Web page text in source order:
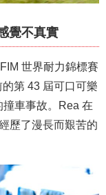
覺不真實
世界耐力錦標賽
第 43 屆可口可樂
車事故。Rea 在
歷了漫長而艱苦的